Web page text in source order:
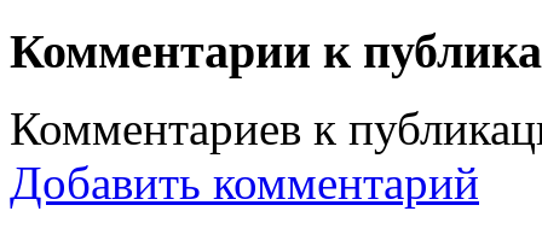
Комментарии к
Комментариев к
Добавить комментарий